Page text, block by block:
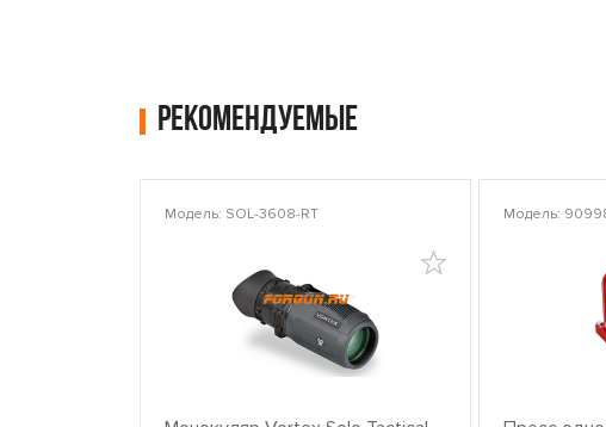
Рекомендуемые
Модель: SOL-3608-RT Модель: